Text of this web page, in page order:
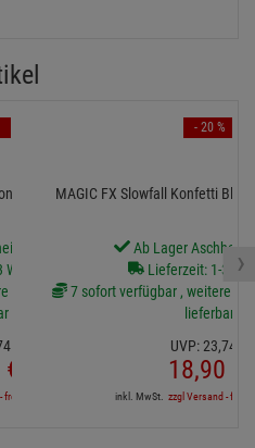
10x10mm - Weiß
lieferbar
Artikel ab Zentrallager
€
ab 90,-€ in DE
MAGIC FX Slowfall Konfetti
Ab Lager
Lieferzeit: 1-3
7 sofort verfügbar , weitere
lieferbar
UVP:23,74
18,90
inkl. MwSt. zzgl Versand - frei
- 20 %
›